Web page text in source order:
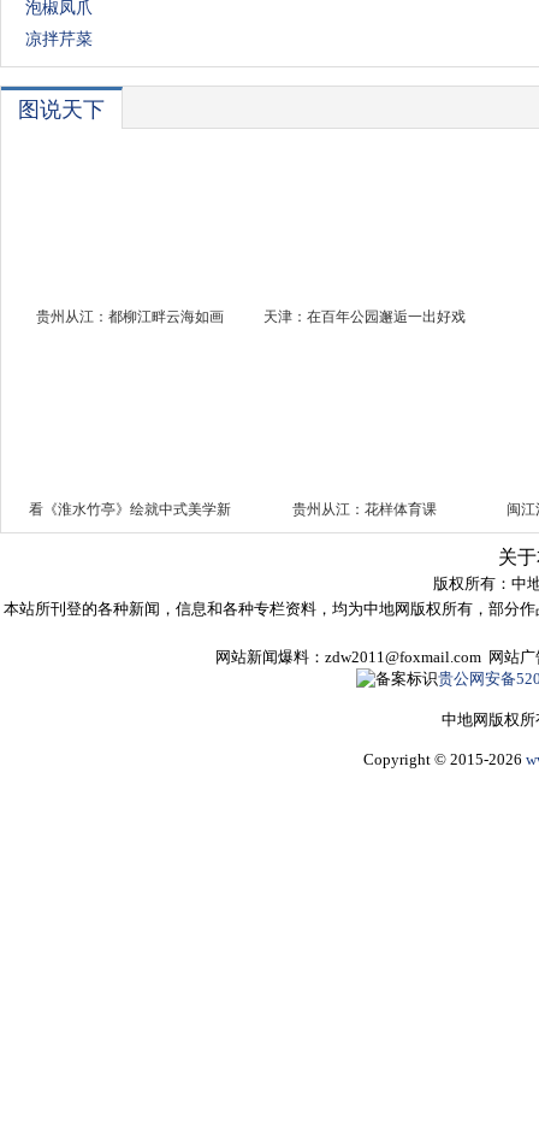
泡椒凤爪
凉拌芹菜
图说天下
贵州从江：都柳江畔云海如画 天津：在百年公园邂逅一出好戏
看《淮水竹亭》绘就中式美学新 贵州从江：花样体育课 闽江
关
版权所有： 中
本站所刊登的各种新闻，信息和各种专栏资料，均为中地网版权所有，部分
网站新闻爆料：zdw2011@foxmail.com 网站
贵公网安备
中地网版权
Copyright © 2015-2026